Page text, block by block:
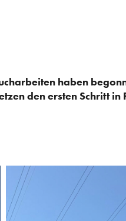
haben
den ersten Schritt in